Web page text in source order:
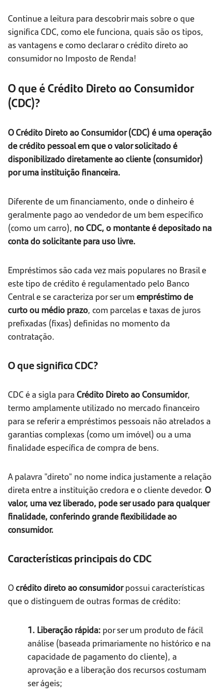
Continue a leitura para descobrir mais sobre o que
significa CDC, como ele funciona, quais são os tipos,
as vantagens e como declarar o crédito direto ao
consumidor no Imposto de Renda!
O que é Crédito Direto ao Consumidor
(CDC)?
O Crédito Direto ao Consumidor (CDC) é uma operação
de crédito pessoal em que o valor solicitado é
disponibilizado diretamente ao cliente (consumidor)
por uma instituição financeira.
Diferente de um financiamento, onde o dinheiro é
geralmente pago ao vendedor de um bem específico
(como um carro), no CDC, o montante é depositado na
conta do solicitante para uso livre.
Empréstimos são cada vez mais populares no Brasil e
este tipo de crédito é regulamentado pelo Banco
Central e se caracteriza por ser um empréstimo de
curto ou médio prazo, com parcelas e taxas de juros
prefixadas (fixas) definidas no momento da
contratação.
O que significa CDC?
CDC é a sigla para Crédito Direto ao Consumidor,
termo amplamente utilizado no mercado financeiro
para se referir a empréstimos pessoais não atrelados a
garantias complexas (como um imóvel) ou a uma
finalidade específica de compra de bens.
A palavra "direto" no nome indica justamente a relação
direta entre a instituição credora e o cliente devedor. O
valor, uma vez liberado, pode ser usado para qualquer
finalidade, conferindo grande flexibilidade ao
consumidor.
Características principais do CDC
Ocrédito direto ao consumidorpossui características
que o distinguem de outras formas de crédito:
1. Liberação rápida: por ser um produto de fácil
análise (baseada primariamente no histórico e na
capacidade de pagamento do cliente), a
aprovação e a liberação dos recursos costumam
ser ágeis;